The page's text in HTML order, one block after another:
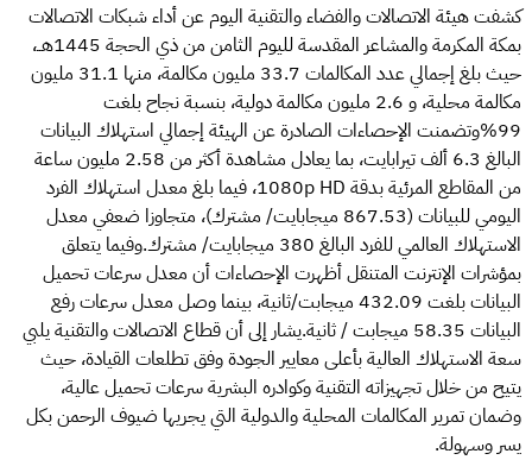
كشفت هيئة الاتصالات والفضاء والتقنية اليوم عن أداء شبكات الاتصالات
بمكة المكرمة والمشاعر المقدسة لليوم الثامن من ذي الحجة 1445هــ،
حيث بلغ إجمالي عدد المكالمات 33.7 مليون مكالمة، منها 31.1 مليون
مكالمة محلية، و 2.6 مليون مكالمة دولية، بنسبة نجاح بلغت
99%وتضمنت الإحصاءات الصادرة عن الهيئة إجمالي استهلاك البيانات
البالغ 6.3 ألف تيرابايت، بما يعادل مشاهدة أكثر من 2.58 مليون ساعة
من المقاطع المرئية بدقة 1080p HD، فيما بلغ معدل استهلاك الفرد
اليومي للبيانات (867.53 ميجابايت/ مشترك)، متجاوزا ضعفي معدل
الاستهلاك العالمي للفرد البالغ 380 ميجابايت/ مشترك.وفيما يتعلق
بمؤشرات الإنترنت المتنقل أظهرت الإحصاءات أن معدل سرعات تحميل
البيانات بلغت 432.09 ميجابت/ثانية، بينما وصل معدل سرعات رفع
البيانات 58.35 ميجابت / ثانية.يشار إلى أن قطاع الاتصالات والتقنية يلبي
سعة الاستهلاك العالية بأعلى معايير الجودة وفق تطلعات القيادة، حيث
يتيح من خلال تجهيزاته التقنية وكوادره البشرية سرعات تحميل عالية،
وضمان تمرير المكالمات المحلية والدولية التي يجريها ضيوف الرحمن بكل
يسر وسهولة.